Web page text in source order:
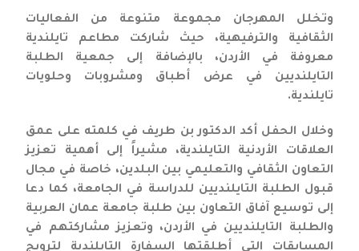
وتخلل المهرجان مجموعة متنوعة من الفعاليات
الثقافية والترفيهية، حيث شاركت مطاعم تايلندية
معروفة في الأردن، بالإضافة إلى جمعية الطلبة
التايلنديين في عرض أطباق ومشروبات وحلويات
تايلندية.
وخلال الحفل أكد الدكتور بن طريف في كلمته على عمق
العلاقات الأردنية التايلندية، مشيراً إلى أهمية تعزيز
التعاون الثقافي والتعليمي بين البلدين، خاصة في مجال
قبول الطلبة التايلنديين للدراسة في الجامعة، كما دعا
إلى توسيع آفاق التعاون بين طلبة جامعة عمان العربية
والطلبة التايلنديين في الأردن، وتعزيز مشاركتهم في
المسابقات التي أطلقتها السفارة التايلندية لترويج